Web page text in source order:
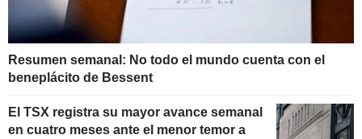
Resumen semanal: No todo el mundo cuenta con el
beneplácito de Bessent
El TSX registra su mayor avance semanal
en cuatro meses ante el menor temor a